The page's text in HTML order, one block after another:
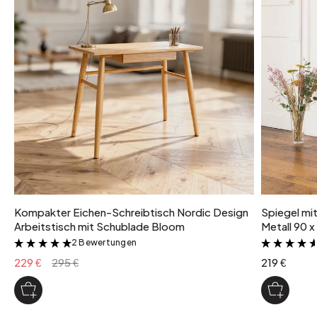
Kompakter Eichen-Schreibtisch Nordic Design
Arbeitstisch mit Schublade Bloom
&
2 Bewertungen
229 € 295 €
Spiegel
Metall 90
219 €